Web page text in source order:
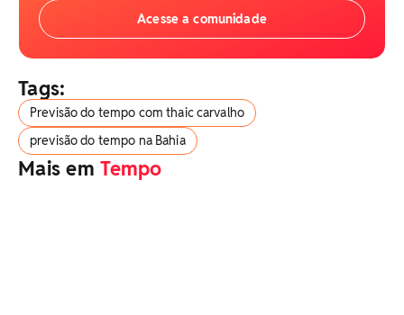
Acesse a comunidade
Tags:
Previsão do tempo com thaic carvalho
previsão do tempo na Bahia
Mais emTempo